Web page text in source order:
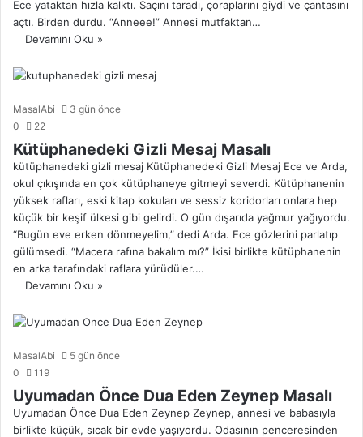
Ece yataktan hızla kalktı. Saçını taradı, çoraplarını giydi ve çantasını
açtı. Birden durdu. “Anneee!” Annesi mutfaktan…
Devamını Oku »
MasalAbi
3 gün önce
0
22
Kütüphanedeki Gizli Mesaj Masalı
kütüphanedeki gizli mesaj Kütüphanedeki Gizli Mesaj Ece ve Arda,
okul çıkışında en çok kütüphaneye gitmeyi severdi. Kütüphanenin
yüksek rafları, eski kitap kokuları ve sessiz koridorları onlara hep
küçük bir keşif ülkesi gibi gelirdi. O gün dışarıda yağmur yağıyordu.
“Bugün eve erken dönmeyelim,” dedi Arda. Ece gözlerini parlatıp
gülümsedi. “Macera rafına bakalım mı?” İkisi birlikte kütüphanenin
en arka tarafındaki raflara yürüdüler.…
Devamını Oku »
MasalAbi
5 gün önce
0
119
Uyumadan Önce Dua Eden Zeynep Masalı
Uyumadan Önce Dua Eden Zeynep Zeynep, annesi ve babasıyla
birlikte küçük, sıcak bir evde yaşıyordu. Odasının penceresinden